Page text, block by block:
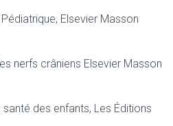
Elsevier Masson
nerfs crâniens Elsevier Masson
santé des enfants, Les Éditions